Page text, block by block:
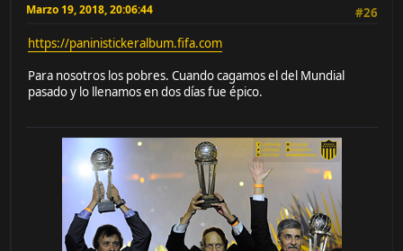
Marzo 19, 2018, 20:06:44
#26
https://paninistickeralbum.fifa.com
Para nosotros los pobres. Cuando cagamos el del Mundial
pasado y lo llenamos en dos días fue épico.